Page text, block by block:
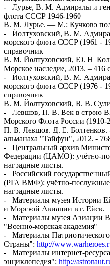
- Лурье, В. М. Адмиралы и
флота СССР 1946-1960
В. М. Лурье. — М.: Кучково
- Йолтуховский, В. М.
морского флота СССР (1961 -
справочник
В. М. Йолтуховский, Ю. Н.
Морское наследие, 2013. – 416
- Йолтуховский, В. М.
морского флота СССР (1976 -
справочник
В. М. Йолтуховский, В. В.
- Левшов, П. В. Век в строю
Морского Флота России (1910-
П. В. Левшов, Д. Е.
альманаха "Тайфун", 2012. -
- Центральный архив
Федерации (ЦАМО): учётно-
наградные листы.
- Российский
(РГА ВМФ): учётно-послужные
наградные листы.
- Материалы музея Истории
и Морской Авиации в г. Ейск.
- Материалы музея
"Военно-морская академия"
- Материалы Патриотического
Страны": http://
- Материалы интернет-
энциклопедия": http://